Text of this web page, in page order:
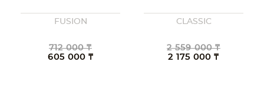
FUSION
712 000 ₸
605 000 ₸
CLASSIC
2 559 000 ₸
2 175 000 ₸